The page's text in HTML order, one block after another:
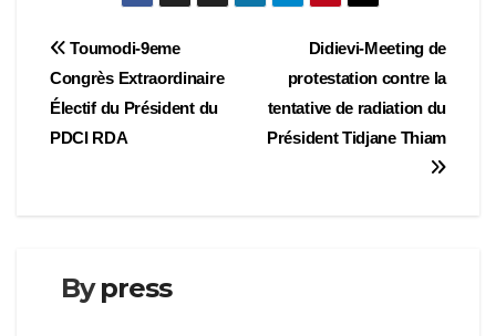
Navigation
de
l’article
Didievi-Meeting de
protestation contre la
tentative de radiation du
Président Tidjane Thiam
Toumodi-9eme
Congrès Extraordinaire
Électif du Président du
PDCI RDA
Bypress